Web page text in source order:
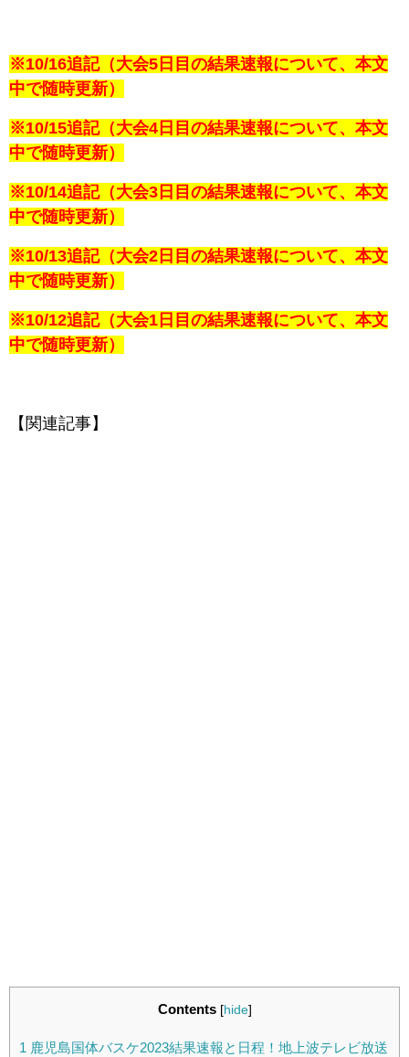
※10/16追記（大会5日目の結果速報について、本文
中で随時更新）
※10/15追記（大会4日目の結果速報について、本文
中で随時更新）
※10/14追記（大会3日目の結果速報について、本文
中で随時更新）
※10/13追記（大会2日目の結果速報について、本文
中で随時更新）
※10/12追記（大会1日目の結果速報について、本文
中で随時更新）
【関連記事】
Contents [hide]
1 鹿児島国体バスケ2023結果速報と日程！地上波テレビ放送